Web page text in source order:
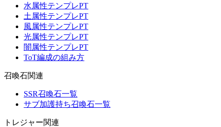
水属性テンプレPT
土属性テンプレPT
風属性テンプレPT
光属性テンプレPT
闇属性テンプレPT
ToT編成の組み方
召喚石関連
SSR召喚石一覧
サブ加護持ち召喚石一覧
トレジャー関連